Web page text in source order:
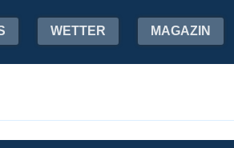
WETTER MAGAZIN